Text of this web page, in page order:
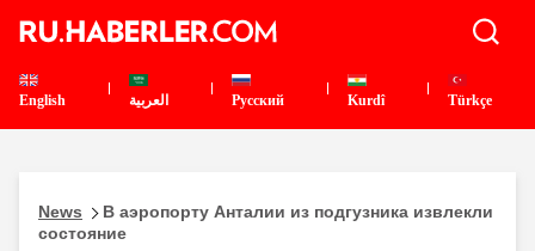
English العربية Pусский Kurdî Türkçe
News
В аэропорту Анталии из подгузника извлекли
состояние